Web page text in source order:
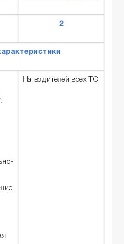
2
На водителей всех ТС